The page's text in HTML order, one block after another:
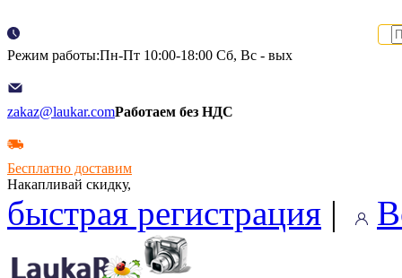
Режим работы:Пн-Пт 10:00-18:00 Сб, Вс - вых
zakaz@laukar.comРаботаем без НДС
Бесплатно доставим
Накапливай скидку,
быстрая регистрация |